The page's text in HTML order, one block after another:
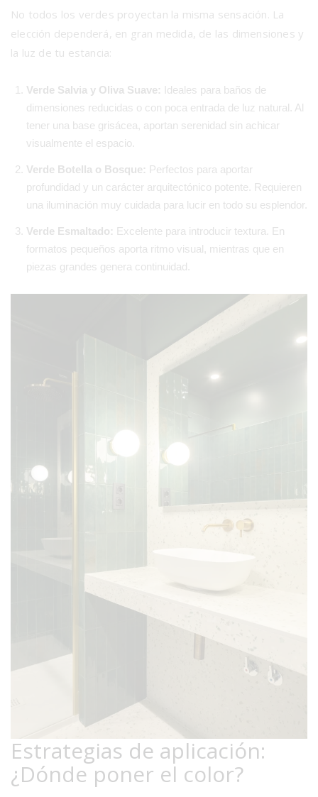
No todos los verdes proyectan la misma sensación. La
elección dependerá, en gran medida, de las dimensiones y
la luz de tu estancia:
Verde Salvia y Oliva Suave:
Ideales para baños de
dimensiones reducidas o con poca entrada de luz natural. Al
tener una base grisácea, aportan serenidad sin achicar
visualmente el espacio.
Verde Botella o Bosque: Perfectos para aportar
profundidad y un carácter arquitectónico potente. Requieren
una iluminación muy cuidada para lucir en todo su esplendor.
Verde Esmaltado: Excelente para introducir textura. En
formatos pequeños aporta ritmo visual, mientras que en
piezas grandes genera continuidad.
Estrategias de aplicación:
¿Dónde poner el color?